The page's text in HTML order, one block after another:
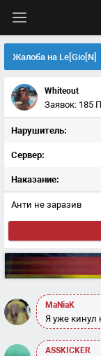
Жалоба на Le[Gio[N]
Whiteout
Заявок: 185
Нарушитель:
Сервер:
Наказание:
Анти не заразив
MaNiaK
Я уже кинул
ASSKICKER